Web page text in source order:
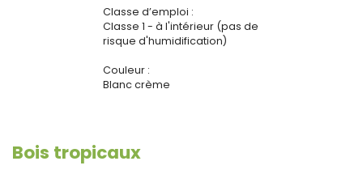
Classe d’emploi :
Classe 1 - à l'intérieur (pas de
risque d'humidification)
Couleur :
Blanc crème
Bois tropicaux